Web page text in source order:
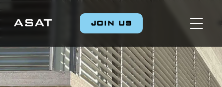
JOIN US